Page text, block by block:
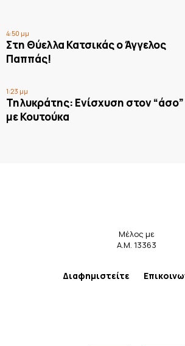
4:50 μμ
Στη Θύελλα Κατσικάς ο Άγγελος
Παππάς!
1:23 μμ
Τηλυκράτης: Ενίσχυση στον “άσο”
με Κουτούκα
Μέλος με
Α.Μ. 13363
Διαφημιστείτε